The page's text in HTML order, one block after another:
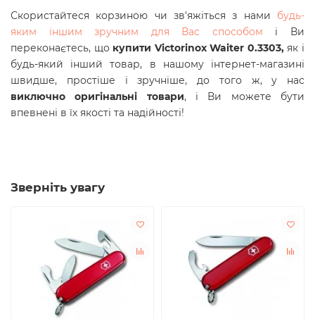
Скористайтеся корзиною чи зв'яжіться з нами будь-
яким іншим зручним для Вас способом і Ви
переконаєтесь, що купити Victorinox Waiter 0.3303,як і
будь-який інший товар, в нашому інтернет-магазині
швидше, простіше і зручніше, до того ж, у нас
виключно оригінальні товари, і Ви можете бути
впевнені в їх якості та надійності!
Зверніть увагу